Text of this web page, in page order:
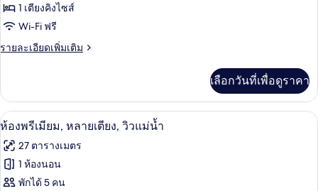
ห้อง
พรีเมียม,
เตียง
ไซส์
เตียง,
วิว
แม่น้ำ
1 เตียงคิงไซส์
Wi-Fi ฟรี
รายละเอียดเพิ่มเติม
ราย
เกี่ยว
กับ
ห้อง
เตียง
คิง
เลือกวันที่เพื่อดูราคา
เปิด
ภาพถ่าย
ทั้งหมด
ของ
ห้องพรีเมียม, หลายเตียง, วิวแม่น้ำ |
5
ห้องพรีเมียม, หลายเตียง, วิวแม่น้ำ
27 ตารางเมตร
1 ห้องนอน
พักได้ 5 คน